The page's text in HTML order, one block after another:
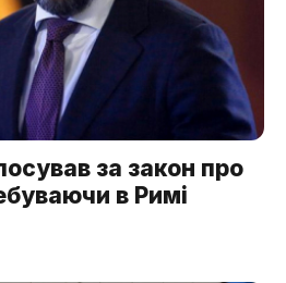
за закон про
в Римі